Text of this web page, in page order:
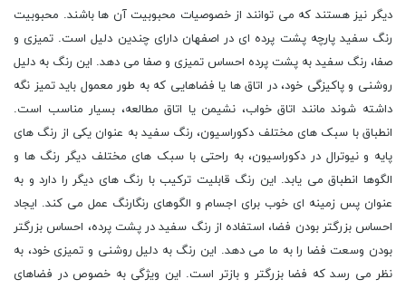
دیگر نیز هستند که می توانند از خصوصیات محبوبیت آن ها باشند. محبوبیت
رنگ سفید پارچه پشت پرده ای در اصفهان دارای چندین دلیل است. تمیزی و
صفا، رنگ سفید به پشت پرده احساس تمیزی و صفا می دهد. این رنگ به دلیل
روشنی و پاکیزگی خود، در اتاق ها یا فضاهایی که به طور معمول باید تمیز نگه
داشته شوند مانند اتاق خواب، نشیمن یا اتاق مطالعه، بسیار مناسب است.
انطباق با سبک های مختلف دکوراسیون، رنگ سفید به عنوان یکی از رنگ های
پایه و نیوترال در دکوراسیون، به راحتی با سبک های مختلف دیگر رنگ ها و
الگوها انطباق می یابد. این رنگ قابلیت ترکیب با رنگ های دیگر را دارد و به
عنوان پس زمینه ای خوب برای اجسام و الگوهای رنگارنگ عمل می کند. ایجاد
احساس بزرگتر بودن فضا، استفاده از رنگ سفید در پشت پرده، احساس بزرگتر
بودن وسعت فضا را به ما می دهد. این رنگ به دلیل روشنی و تمیزی خود، به
نظر می رسد که فضا بزرگتر و بازتر است. این ویژگی به خصوص در فضاهای